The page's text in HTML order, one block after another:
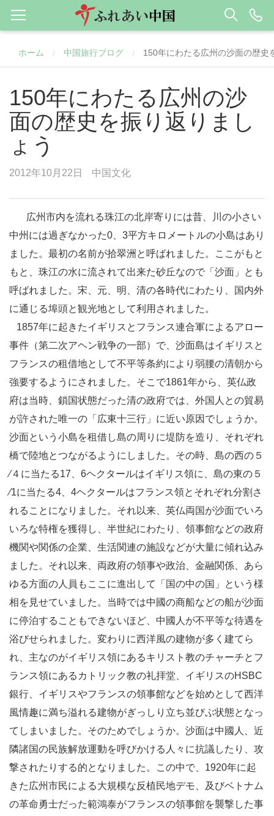
ホーム / 中国旅行ブログ / 150年にわたる広州の沙面の歴史
150年にわたる広州の沙
面の歴史を振り返りまし
ょう
2012年10月22日 中国文化
広州市内を流れる珠江の北岸寄りには昔、川の小さい
中州には過ぎなかった0、3平方キロメートルの小島はあり
ました。最初の名前が拾翠洲と呼ばれました。ここがもと
もと、珠江の水に流されて出来た砂丘なので「沙面」とも
呼ばれました。宋、元、明、清の各時代にわたり、国内外
に通じる埠頭と観光地として利用されました。
1857年に起きたイギリスとフランス連合軍によるアロー
事件（第二次アヘン戦争の一部）で、沙面島はイギリスと
フランスの租借地として不平等条約により弱腰の清朝から
強要するようにされました。そこで1861年から、英仏政
府は当時、鎖国状態だった清の政府では、外国人との貿易
が許された唯一の「広東十三行」に近い原因でしょうか。
沙面という小島を租借し島の周りに堤防を造り、それぞれ
橋で陸地とつながるようにしました。その時、島の西の５
∕４に当たる17、6ヘクタールはイギリス領に、島の東の５
∕1に当たる4、4ヘクタールはフランス領とそれぞれ分割さ
れることになりました。それ以来、英仏両国が沙面でいろ
いろな特権を獲得し、半世紀にわたり、領事館などの政府
機関や関係の企業、生活関連の施設などが大量に傾れ込み
ました。それ以来、両政府の領事や政治、金融関係、あら
ゆる方面の人員もここに進出して「国の中の国」という様
相を見せていました。当時では中國の商船などの船が沙面
に停泊することもできないほど、中國人が不平等な待遇を
浴びせられました。変わりに西洋風の建物が多く建てら
れ、主なのがイギリス領にあるキリスト教のチャーチとフ
ランス領にあるカトリック教の礼拝堂、イギリスのHSBC
銀行、イギリスやフランスの領事館などを始めとして西洋
風情趣に満ち溢れる建物がぎっしり立ち並びぶ状態となっ
てしまいました。そのためでしょうか。沙面は中國人、近
隣諸国の民族解放運動を呼びかける人々に抗議したり、攻
撃されたりする的となりました。この中で、1920年に起
きた広州市民による大規模な反植民地デモ、及びベトナム
の革命勇士だった範鴻泰がフランスの領事館を襲撃した事